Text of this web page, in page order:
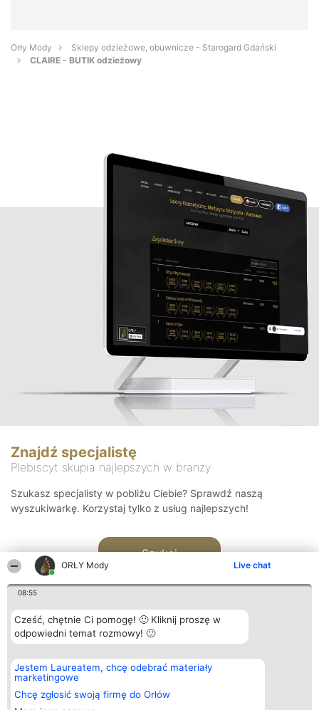
ORŁY Mody Live chat
08:55
Cześć, chętnie Ci pomogę! 🙂 Kliknij proszę w
odpowiedni temat rozmowy! 🙂
Jestem Laureatem, chcę odebrać materiały
marketingowe
Chcę zgłosić swoją firmę do Orłów
Orły Mody
Sklepy odzieżowe, obuwnicze - Starogard Gdański
CLAIRE - BUTIK odzieżowy
Znajdź specjalistę
Plebiscyt skupia najlepszych w branży
Szukasz specjalisty w pobliżu Ciebie? Sprawdź naszą
wyszukiwarkę. Korzystaj tylko z usług najlepszych!
Szukaj
Organizator plebiscytu
Bright Side Solutions sp. z o.
o. sp. k.
ul. Ruska 22
Wrocław 50-079
Plebiscyt
Laureaci
wszystkich
Laureatów
Kontakt
Kontakt